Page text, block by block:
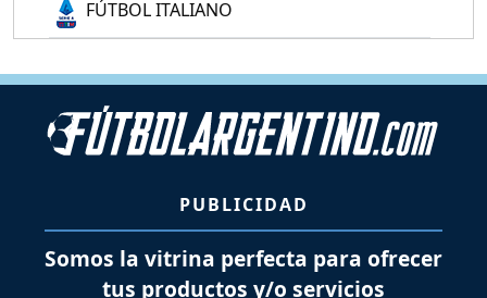
FÚTBOL ITALIANO
PUBLICIDAD
Somos la vitrina perfecta para ofrecer
tus productos y/o servicios